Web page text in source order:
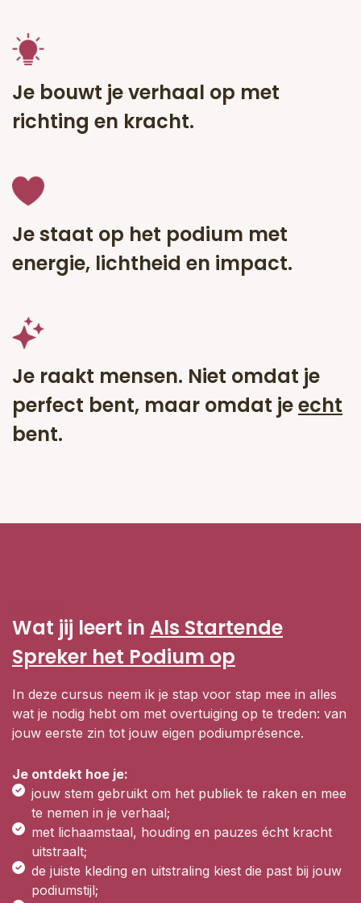
Je bouwt je verhaal op met
richting en kracht.
Je staat op het podium met
energie, lichtheid en impact.
Je raakt mensen. Niet omdat je
perfect bent, maar omdat jeecht
bent.
Wat jij leert in Als Startende
Spreker het Podium op
In deze cursus neem ik je stap voor stap mee in alles
wat je nodig hebt om met overtuiging op te treden: van
jouw eerste zin tot jouw eigen podiumprésence.
Je ontdekt hoe je:
jouw stem gebruikt om het publiek te raken en mee
te nemen in je verhaal;
met lichaamstaal, houding en pauzes écht kracht
uitstraalt;
de juiste kleding en uitstraling kiest die past bij jouw
podiumstijl;